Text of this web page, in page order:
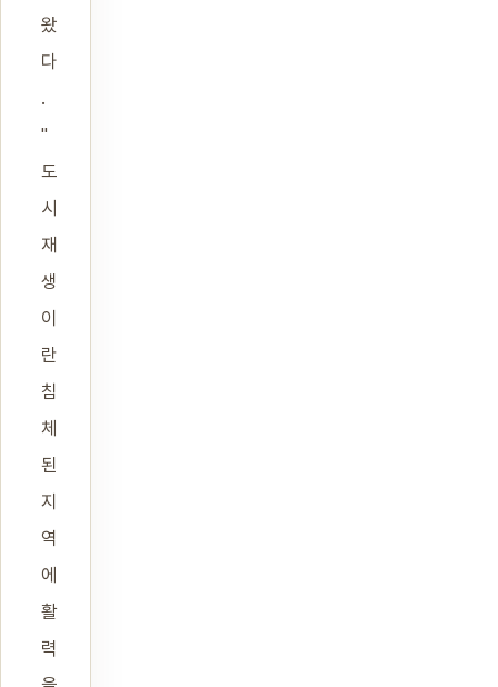
왔
다
.
"
도
시
재
생
이
란
침
체
된
지
역
에
활
력